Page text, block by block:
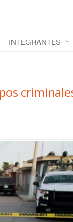
INTEGRANTES